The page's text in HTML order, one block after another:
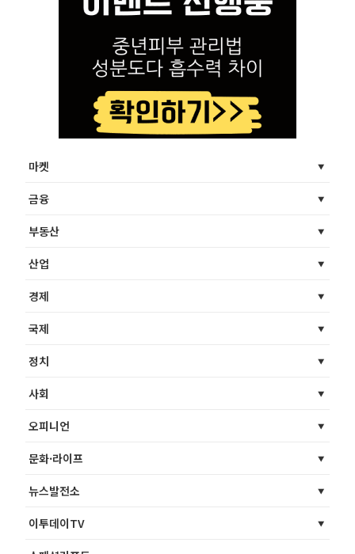
마켓
금융
부동산
산업
경제
국제
정치
사회
오피니언
문화·라이프
뉴스발전소
이투데이TV